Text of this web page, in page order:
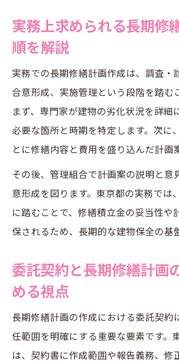
実務上求められる長期修
順を解説
実務での長期修繕計画作成は、調査・
合意形成、実施管理という段階を踏む
まず、専門家が建物の劣化状況を詳細
必要な箇所と時期を特定します。次に
とに修繕内容と費用を盛り込んだ計画
その後、管理組合で計画案の説明と意
意形成を図ります。東京都の実務では
に踏むことで、修繕積立金の妥当性や
保されるため、長期的な建物保全の基
委託契約と長期修繕計画
める視点
長期修繕計画の作成における委託契約
任範囲を明確にする重要な要素です。
は、契約書に作成範囲や報告義務、修